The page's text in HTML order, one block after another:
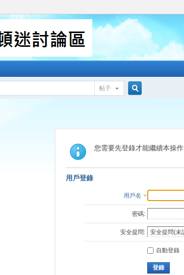
帖子
索
您需要先登錄才能繼續本操作
用戶登錄
用戶名
密碼:
安全提問:
自動登錄
登錄